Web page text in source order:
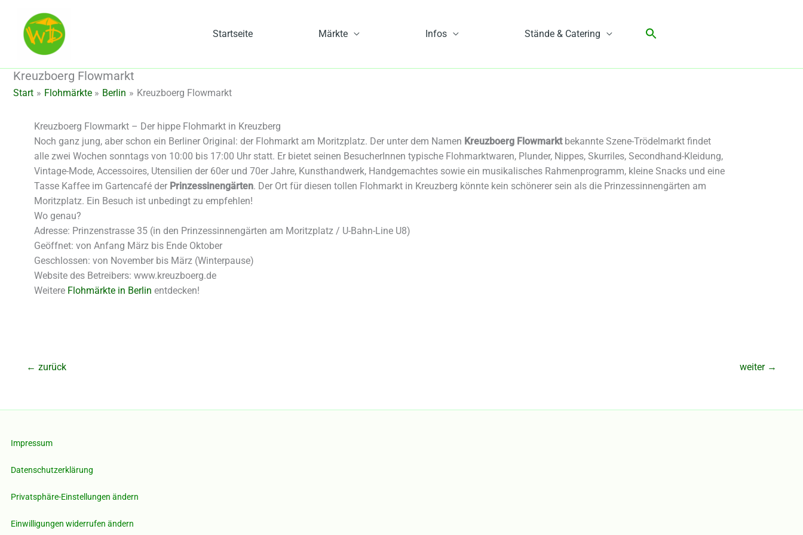
springen
Startseite Märkte Infos Stände & Catering
Kreuzboerg Flowmarkt
Start Flohmärkte Berlin Kreuzboerg Flowmarkt
Kreuzboerg Flowmarkt – Der hippe Flohmarkt in Kreuzberg
Noch ganz jung, aber schon ein Berliner Original: der Flohmarkt am Moritzplatz. Der unter dem Namen Kreuzboerg Flowmarktbekannte Szene-Trödelmarkt findet
alle zwei Wochen sonntags von 10:00 bis 17:00 Uhr statt. Er bietet seinen BesucherInnen typische Flohmarktwaren, Plunder, Nippes, Skurriles, Secondhand-Kleidung,
Vintage-Mode, Accessoires, Utensilien der 60er und 70er Jahre, Kunsthandwerk, Handgemachtes sowie ein musikalisches Rahmenprogramm, kleine Snacks und eine
Tasse Kaffee im Gartencafé der Prinzessinengärten. Der Ort für diesen tollen Flohmarkt in Kreuzberg könnte kein schönerer sein als die Prinzessinnengärten am
Moritzplatz. Ein Besuch ist unbedingt zu empfehlen!
Wo genau?
Adresse: Prinzenstrasse 35 (in den Prinzessinnengärten am Moritzplatz / U-Bahn-Line U8)
Geöffnet: von Anfang März bis Ende Oktober
Geschlossen: von November bis März (Winterpause)
Website des Betreibers: www.kreuzboerg.de
Weitere Flohmärkte in Berlin entdecken!
← zurück weiter →
Impressum
Datenschutzerklärung
Privatsphäre-Einstellungen ändern
Einwilligungen widerrufen ändern